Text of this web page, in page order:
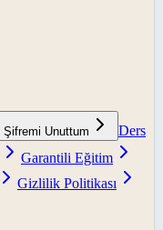
Şifremi Unuttum
Ders
Garantili Eğitim
Gizlilik Politikası